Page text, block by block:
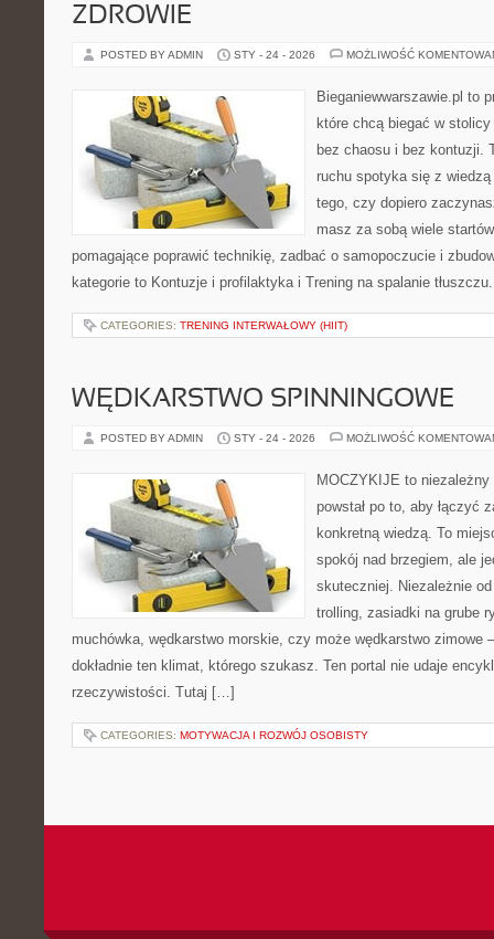
ZDROWIE
POSTED BY ADMIN STY - 24 - 2026 MOŻLIWOŚĆ
Bieganiewwarszawie.pl to
które chcą biegać w
bez chaosu i bez kontuzji.
ruchu spotyka się z
tego, czy dopiero
masz za sobą wiele
pomagające poprawić technikię, zadbać o samopoczucie i
kategorie to Kontuzje i profilaktyka i Trening na spalanie
CATEGORIES: TRENING INTERWAŁOWY (HIIT)
WĘDKARSTWO SPINNINGOWE
POSTED BY ADMIN STY - 24 - 2026 MOŻLIWOŚĆ
MOCZYKIJE to
powstał po to, aby łączyć
konkretną wiedzą. To
spokój nad brzegiem, ale
skuteczniej. Niezależnie
trolling, zasiadki na grube
muchówka, wędkarstwo morskie, czy może wędkarstwo zimowe
dokładnie ten klimat, którego szukasz. Ten portal nie udaje
rzeczywistości. Tutaj […]
CATEGORIES: MOTYWACJA I ROZWÓJ OSOBISTY